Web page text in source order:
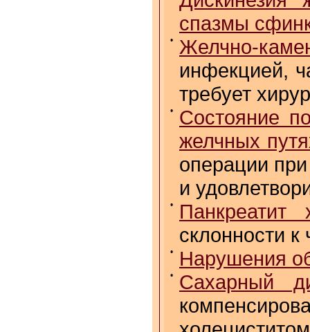
спазмы
•
Желчно-
инфекцией,
требует
•
Состояние
желчных
операции
и
•
Панкреатит
склонности
• Нарушения
•
Сахарный